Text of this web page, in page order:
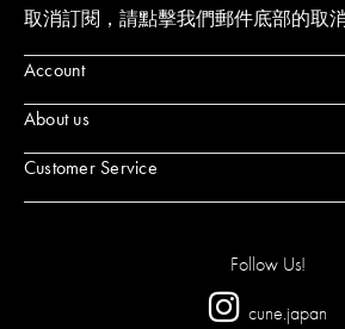
取消訂閱，請點擊我們郵件底部的取
Account
About us
Customer Service
Follow Us!
cune.japan